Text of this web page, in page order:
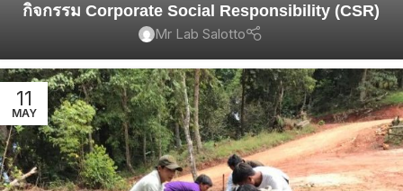
กิจกรรม Corporate Social Responsibility (CSR)
Mr Lab Salotto
11
MAY